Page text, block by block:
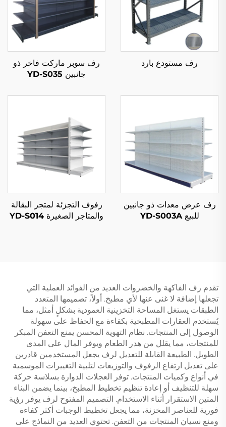
رف مستودع بارد
رف سوبر ماركت فاخر ذو
جانبين YD-S035
رف عرض معدات ذو جانبين
للبيع YD-S003A
رفوف التجزئة لمتجر البقالة
والمتاجر الصغيرة YD-S014
تقدم رف الفاكهة والخضروات العديد من الفوائد العملية التي
تجعلها إضافة لا غنى عنها لأي مطبخ. أولاً، تصميمها المتعدد
الطبقات يستغل المساحة التخزينية العمودية بشكلٍ أمثل، مما
يُستخدم العقارات المطبخية بكفاءة مع الحفاظ على سهولة
الوصول إلى المنتجات. نظام التهوية المحسن يمنع التعفن المبكر
للمنتجات، مما يقلل من هدر الطعام ويوفر المال على المدى
الطويل. الطبيعة القابلة للتعديل لرف يجعل المستخدمين قادرين
على تعديل ارتفاع الرفوف والتوزيعات لتلبية التغييرات الموسمية
في أنواع وكميات المنتجات. توفر العجلات الدوارة بسلاسة حركة
سهلة للتنظيف أو إعادة تنظيم تخطيط المطبخ، بينما يضمن البناء
المتين الاستقرار أثناء الاستخدام. التصميم المفتوح لرف يوفر رؤية
فورية للعناصر المخزنة، مما يجعل تخطيط الوجبات أكثر كفاءة
ومنع نسيان المنتجات من التعفن. تحتوي العديد من النماذج على